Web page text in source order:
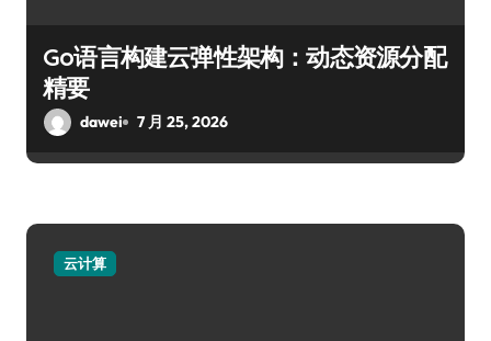
Go语言构建云弹性架构：动态资源分配
精要
dawei 7 月 25, 2026
云计算